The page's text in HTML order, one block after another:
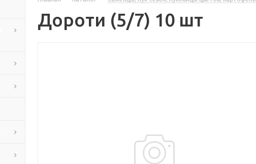
Дороти (5/7) 10 шт